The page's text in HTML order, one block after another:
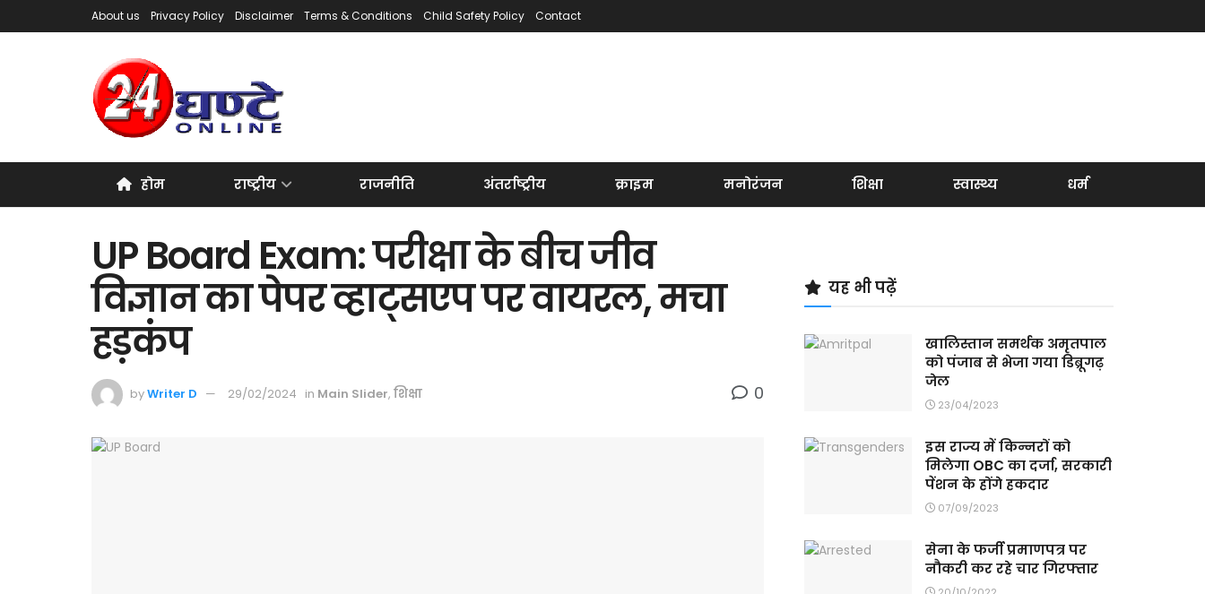
About us Privacy Policy Disclaimer Terms & Conditions Child Safety Policy Contact
होम राष्ट्रीय राजनीति अंतर्राष्ट्रीय क्राइम मनोरंजन शिक्षा स्वास्थ्य धर्म
UP Board Exam: परीक्षा के बीच जीव
विज्ञान का पेपर व्हाट्सएप पर वायरल, मचा
हड़कंप
byWriter D 29/02/2024 in Main Slider, शिक्षा 0
यह भी पढ़ें
खालिस्तान समर्थक अमृतपाल
को पंजाब से भेजा गया डिब्रूगढ़
जेल
23/04/2023
इस राज्य में किन्नरों को
मिलेगा OBC का दर्जा, सरकारी
पेंशन के होंगे हकदार
07/09/2023
सेना के फर्जी प्रमाणपत्र पर
नौकरी कर रहे चार गिरफ्तार